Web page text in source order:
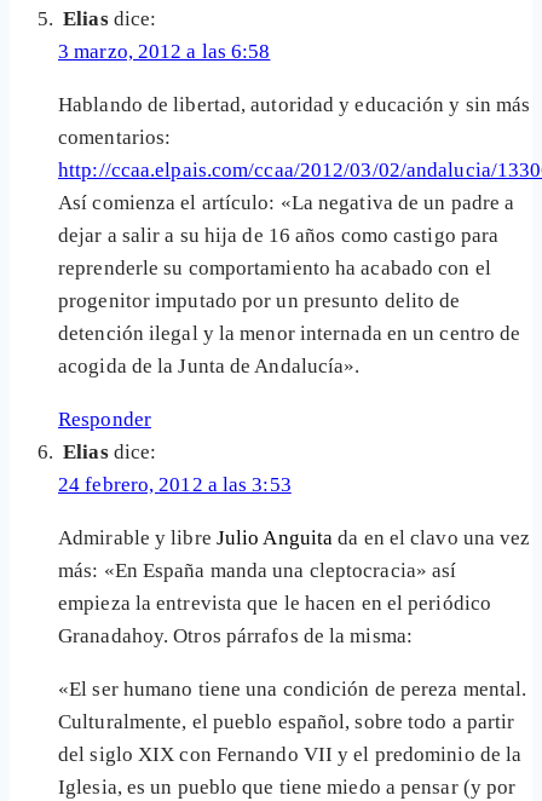
Elias dice:
3 marzo, 2012 a las 6:58
Hablando de libertad, autoridad y educación y sin más
comentarios:
http://ccaa.elpais.com/ccaa/2012/03/02/andalucia/
Así comienza el artículo: «La negativa de un padre a
dejar a salir a su hija de 16 años como castigo para
reprenderle su comportamiento ha acabado con el
progenitor imputado por un presunto delito de
detención ilegal y la menor internada en un centro de
acogida de la Junta de Andalucía».
Responder
Elias dice:
24 febrero, 2012 a las 3:53
Admirable y libre Julio Anguita da en el clavo una vez
más: «En España manda una cleptocracia» así
empieza la entrevista que le hacen en el periódico
Granadahoy. Otros párrafos de la misma:
«El ser humano tiene una condición de pereza mental.
Culturalmente, el pueblo español, sobre todo a partir
del siglo XIX con Fernando VII y el predominio de la
Iglesia, es un pueblo que tiene miedo a pensar (y por